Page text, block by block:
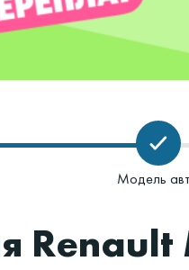
Модель